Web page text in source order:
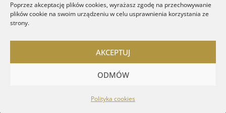
Poprzez akceptację plików cookies, wyrażasz zgodę na przechowywanie
plików cookie na swoim urządzeniu w celu usprawnienia korzystania ze
strony.
AKCEPTUJ
ODMÓW
Polityka cookies